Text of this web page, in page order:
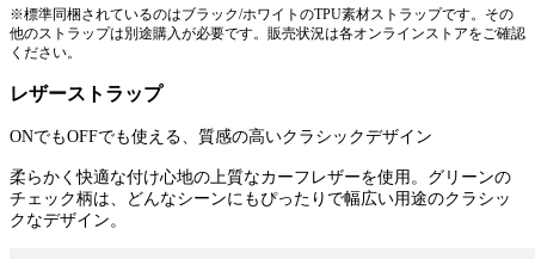
※標準同梱されているのはブラック/ホワイトのTPU素材ストラップです。その
他のストラップは別途購入が必要です。販売状況は各オンラインストアをご確認
ください。
レザーストラップ
ONでもOFFでも使える、質感の高いクラシックデザイン
柔らかく快適な付け心地の上質なカーフレザーを使用。グリーンの
チェック柄は、どんなシーンにもぴったりで幅広い用途のクラシッ
クなデザイン。